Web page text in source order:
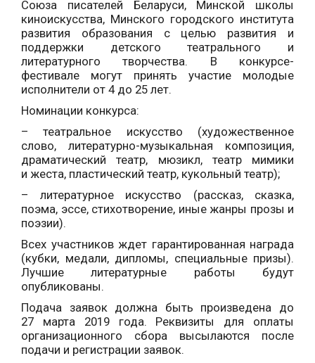
Союза писателей Беларуси, Минской школы
киноискусства, Минского городского института
развития образования с целью развития и
поддержки детского театрального и
литературного творчества. В конкурсе-
фестивале могут принять участие молодые
исполнители от 4 до 25 лет.
Номинации конкурса:
– театральное искусство (художественное
слово, литературно-музыкальная композиция,
драматический театр, мюзикл, театр мимики
и жеста, пластический театр, кукольный театр);
– литературное искусство (рассказ, сказка,
поэма, эссе, стихотворение, иные жанры прозы и
поэзии).
Всех участников ждет гарантированная награда
(кубки, медали, дипломы, специальные призы).
Лучшие литературные работы будут
опубликованы.
Подача заявок должна быть произведена до
27 марта 2019 года. Реквизиты для оплаты
организационного сбора высылаются после
подачи и регистрации заявок.